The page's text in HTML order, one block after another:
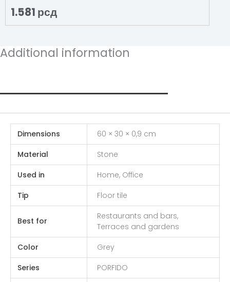
1.581 рсд
Additional information
Dimensions
60 × 30 × 0,9 cm
Material
Stone
Used in
Home, Office
Tip
Floor tile
Best for
Restaurants and bars,
Terraces and gardens
Color
Grey
Series
PORFIDO